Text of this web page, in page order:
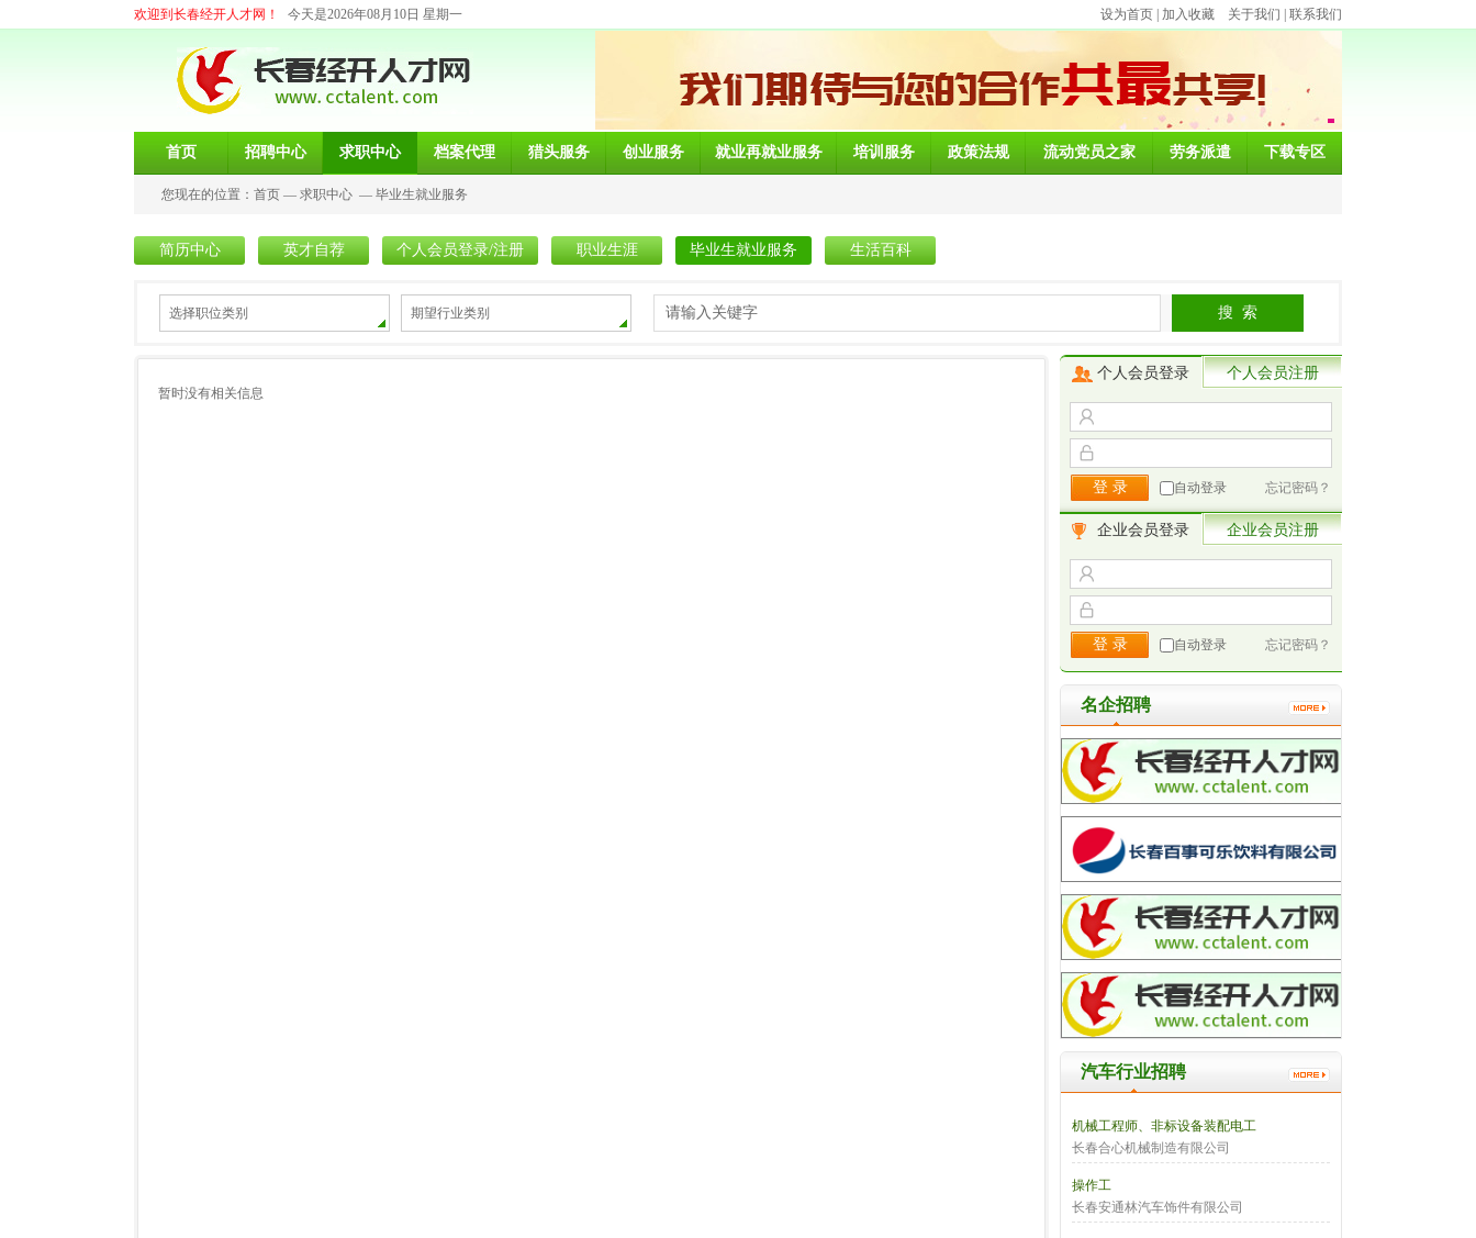
欢迎到长春经开人才网！ 今天是2026年08月10日 星期一 设为首页 加入收藏 关于我们 联系我们
首页 招聘中心 求职中心 档案代理 猎头服务 创业服务 就业再就业服务 培训服务 政策法规 流动党员之家 劳务派遣 下载专区
您现在的位置： 首页 — 求职中心 — 毕业生就业服务
简历中心 英才自荐 个人会员登录/注册 职业生涯 毕业生就业服务 生活百科
选择职位类别 期望行业类别 请输入关键字
暂时没有相关信息
个人会员登录 个人会员注册
自动登录 忘记密码？
企业会员登录 企业会员注册
自动登录 忘记密码？
名企招聘
汽车行业招聘
机械工程师、非标设备装配电工
长春合心机械制造有限公司
操作工
长春安通林汽车饰件有限公司